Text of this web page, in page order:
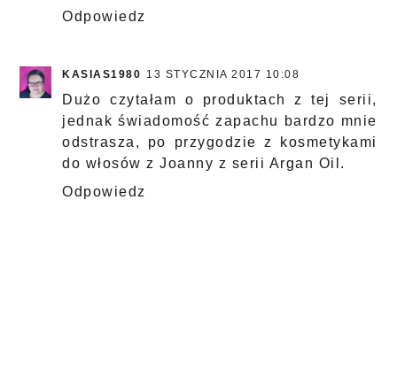
Odpowiedz
KASIAS1980 13 STYCZNIA 2017 10:08
Dużo czytałam o produktach z tej serii,
jednak świadomość zapachu bardzo mnie
odstrasza, po przygodzie z kosmetykami
do włosów z Joanny z serii Argan Oil.
Odpowiedz